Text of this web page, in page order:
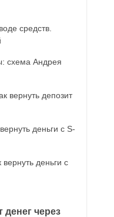
средств.
схема Андрея
вернуть депозит
деньги с S-
деньги с
денег через